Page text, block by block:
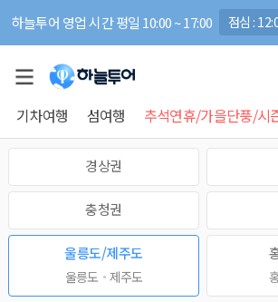
하늘투어 영업 시간 평일 10:00 ~ 17:00 점심 :
기차여행 섬여행 추석연휴/가을단풍/시
경상권
충청권
울릉도/제주도
울릉도 제주도